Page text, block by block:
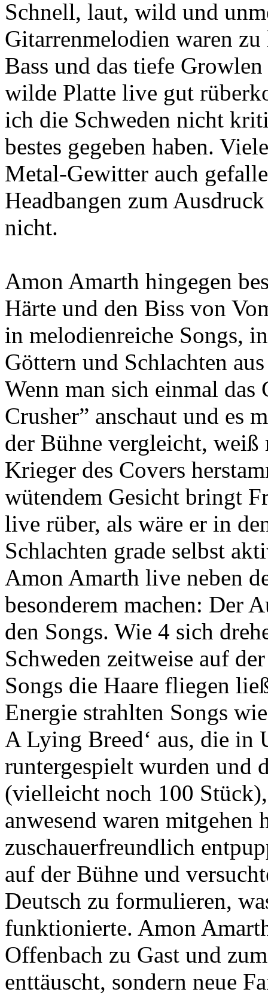
Schnell, laut, wild und
Gitarrenmelodien waren
Bass und das tiefe
wilde Platte live gut
ich die Schweden nicht
bestes gegeben haben.
Metal-Gewitter auch
Headbangen zum
nicht.
Amon Amarth hingegen
Härte und den Biss von
in melodienreiche Songs,
Göttern und Schlachten
Wenn man sich einmal
Crusher” anschaut und es
der Bühne vergleicht, weiß
Krieger des Covers
wütendem Gesicht bringt
live rüber, als wäre er in
Schlachten grade selbst
Amon Amarth live neben
besonderem machen: Der
den Songs. Wie 4 sich
Schweden zeitweise auf
Songs die Haare fliegen
Energie strahlten Songs
A Lying Breed‘ aus, die in
runtergespielt wurden und
(vielleicht noch 100
anwesend waren mitgehen
zuschauerfreundlich
auf der Bühne und
Deutsch zu formulieren,
funktionierte. Amon
Offenbach zu Gast und
enttäuscht, sondern neue